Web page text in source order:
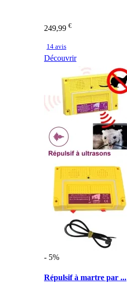
249,99 €
14 avis
Découvrir
- 5%
Répulsif à martre par ...